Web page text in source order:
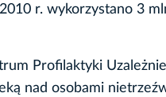
r. wykorzystano 3
Profilaktyki
nad osobami